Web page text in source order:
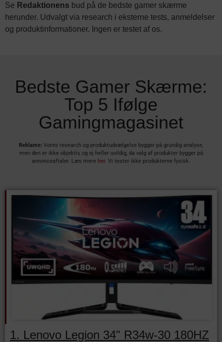
Se Redaktionens bud på de bedste gamer skærme
herunder. Udvalgt via research i eksterne tests, anmeldelser
og produktinformationer. Ingen er testet af os.
Bedste Gamer Skærme:
Top 5 Ifølge
Gamingmagasinet
Reklame: Vores research og produktudvælgelse bygger på grundig analyse,
men den er ikke objektiv, og ej heller uvildig, da valg af produkter bygger på
annonceaftaler. Læs mere her. Vi tester ikke produkterne fysisk.
1. Lenovo Legion 34" R34w-30 180HZ